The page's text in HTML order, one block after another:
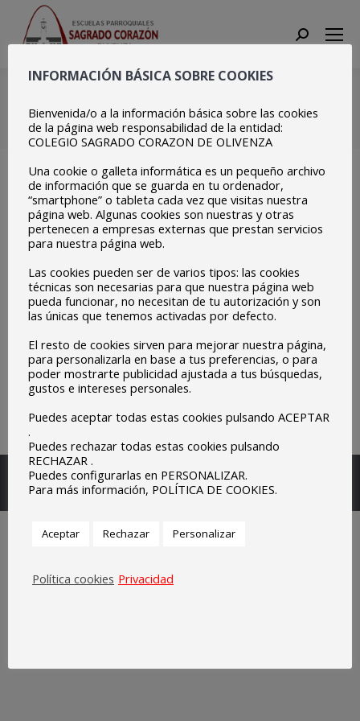
Search:
Estás aquí:
Inicio Copia de Movil (17)
Escuelas Parroquiales Sagrado Corazón de Olivenza.
Legal
INFORMACIÓN BÁSICA SOBRE COOKIES
Bienvenida/o a la información básica sobre las cookies
de la página web responsabilidad de la entidad:
COLEGIO SAGRADO CORAZON DE OLIVENZA
Una cookie o galleta informática es un pequeño archivo
de información que se guarda en tu ordenador,
“smartphone” o tableta cada vez que visitas nuestra
página web. Algunas cookies son nuestras y otras
pertenecen a empresas externas que prestan servicios
para nuestra página web.
Las cookies pueden ser de varios tipos: las cookies
técnicas son necesarias para que nuestra página web
pueda funcionar, no necesitan de tu autorización y son
las únicas que tenemos activadas por defecto.
El resto de cookies sirven para mejorar nuestra página,
para personalizarla en base a tus preferencias, o para
poder mostrarte publicidad ajustada a tus búsquedas,
gustos e intereses personales.
Puedes aceptar todas estas cookies pulsando ACEPTAR
.
Puedes rechazar todas estas cookies pulsando
RECHAZAR .
Puedes configurarlas en PERSONALIZAR.
Para más información, POLÍTICA DE COOKIES.
Aceptar Rechazar Personalizar
Política cookies Privacidad